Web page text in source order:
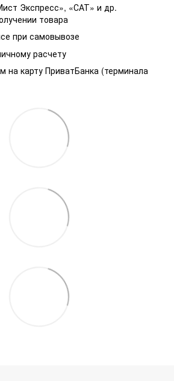
Экспресс», «САТ» и др.
товара
при самовывозе
расчету
на карту ПриватБанка (терминала